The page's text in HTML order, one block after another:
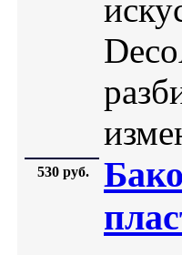
530 руб.